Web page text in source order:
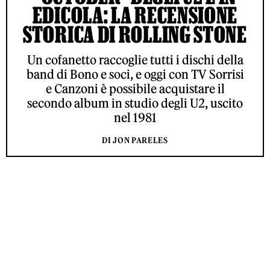
EDICOLA: LA RECENSIONE
STORICA DI ROLLING STONE
Un cofanetto raccoglie tutti i dischi della
band di Bono e soci, e oggi con TV Sorrisi
e Canzoni è possibile acquistare il
secondo album in studio degli U2, uscito
nel 1981
DI JON PARELES